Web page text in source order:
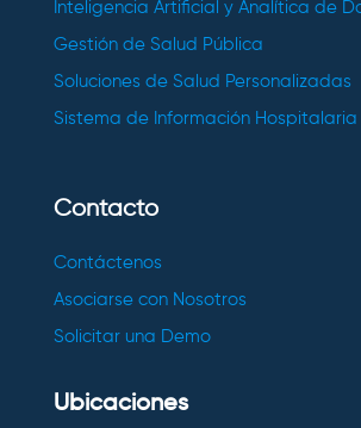
Inteligencia Artificial y Analítica de
Gestión de Salud Pública
Soluciones de Salud Personalizadas
Sistema de Información Hospitalaria
Contacto
Contáctenos
Asociarse con Nosotros
Solicitar una Demo
Ubicaciones